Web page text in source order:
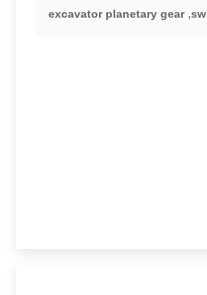
,
excavator planetary gear